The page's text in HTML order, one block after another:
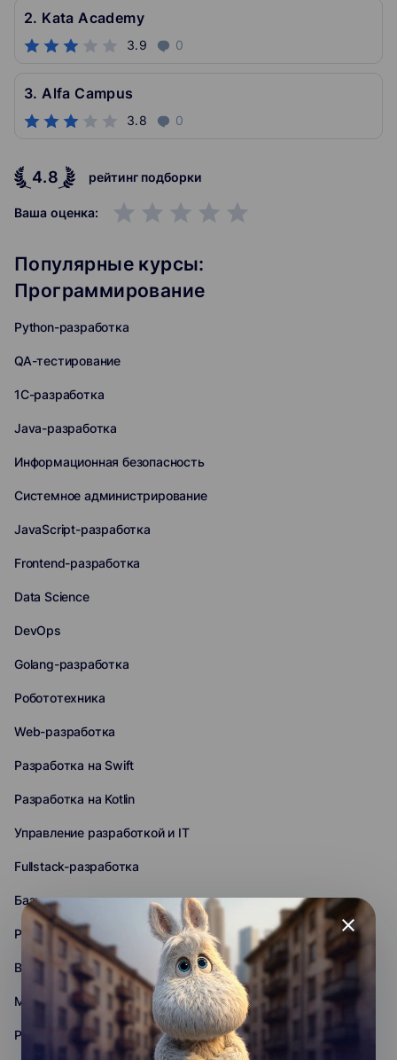
2. Kata Academy
3.9 0
3. Alfa Campus
3.8 0
4.8 рейтинг подборки
Ваша оценка: grade grade grade grade grade
Популярные курсы:
Программирование
Python-разработка
QA-тестирование
1C-разработка
Java-разработка
Информационная безопасность
Системное администрирование
JavaScript-разработка
Frontend-разработка
Data Science
DevOps
Golang-разработка
Робототехника
Web-разработка
Разработка на Swift
Разработка на Kotlin
Управление разработкой и IT
Fullstack-разработка
Базы данных
Разработка на C (C#, C++)
Backend-разработка
Мобильная разработка
Разработка игр
close